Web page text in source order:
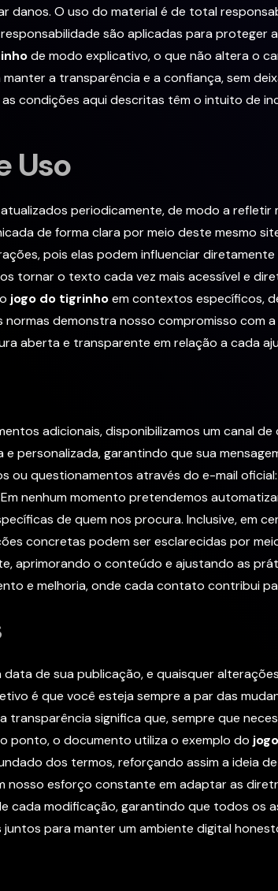
danos. O uso do material é de total
são aplicadas para proteger
de modo explicativo, o que não altera o
a transparência e a confiança, sem
condições aqui descritas têm o intuito de
Uso
periodicamente, de modo a refletir
de forma clara por meio deste mesmo
pois elas podem influenciar
tornar o texto cada vez mais acessível e
jogo do tigrinhoem contextos específicos,
normas demonstra nosso compromisso com
aberta e transparente em relação a cada
adicionais, disponibilizamos um canal
personalizada, garantindo que sua
ou questionamentos através do e-mail oficial:
nenhum momento pretendemos
de quem nos procura. Inclusive, em
concretas podem ser esclarecidas por
aprimorando o conteúdo e ajustando as
e melhoria, onde cada contato contribui
de sua publicação, e quaisquer
é que você esteja sempre a par das
significa que, sempre que
ponto, o documento utiliza o exemplo do
dos termos, reforçando assim a ideia
esforço constante em adaptar as
cada modificação, garantindo que todos os
para manter um ambiente digital